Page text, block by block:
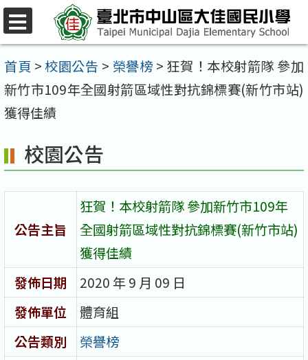
跳
至
主
要
內
區
首頁 >校園公告 > 榮譽榜 > 狂賀！本校射箭隊 參加
新竹市109年全國射箭區域性對抗錦標賽(新竹市站)
獲得佳績
校園公告
公告主旨
狂賀！本校射箭隊 參加新竹市109年
全國射箭區域性對抗錦標賽(新竹市站)
獲得佳績
發佈日期
2020 年 9 月 09 日
發佈單位
體育組
公告類別
榮譽榜
選
單